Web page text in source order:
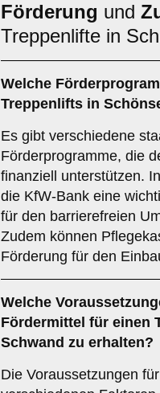
Förderung und
Treppenlifte in
Welche
Treppenlifts in
Es gibt verschiedene
Förderprogramme, die
finanziell unterstützen.
die KfW-Bank eine
für den barrierefreien
Zudem können
Förderung für den
Welche
Fördermittel für einen
Schwand zu erhalten?
Die Voraussetzungen